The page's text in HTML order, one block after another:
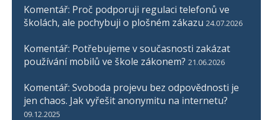
Komentář: Proč podporuji regulaci telefonů ve
školách, ale pochybuji o plošném zákazu 24.07.2026
Komentář: Potřebujeme v současnosti zakázat
používání mobilů ve škole zákonem? 21.06.2026
Komentář: Svoboda projevu bez odpovědnosti je
jen chaos. Jak vyřešit anonymitu na internetu?
09.12.2025